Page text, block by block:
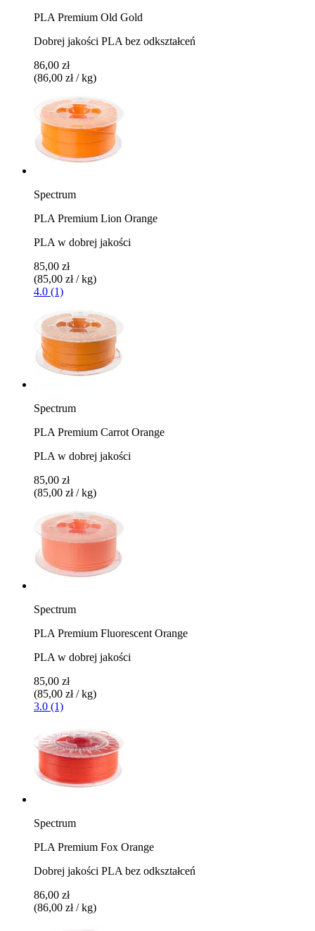
PLA Premium Old Gold
Dobrej jakości PLA bez odkształceń
86,00 zł
(86,00 zł / kg)
Spectrum
PLA Premium Lion Orange
PLA w dobrej jakości
85,00 zł
(85,00 zł / kg)
4.0 (1)
Spectrum
PLA Premium Carrot Orange
PLA w dobrej jakości
85,00 zł
(85,00 zł / kg)
Spectrum
PLA Premium Fluorescent Orange
PLA w dobrej jakości
85,00 zł
(85,00 zł / kg)
3.0 (1)
Spectrum
PLA Premium Fox Orange
Dobrej jakości PLA bez odkształceń
86,00 zł
(86,00 zł / kg)